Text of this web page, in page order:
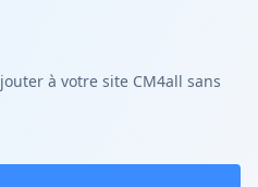
à votre site CM4all sans